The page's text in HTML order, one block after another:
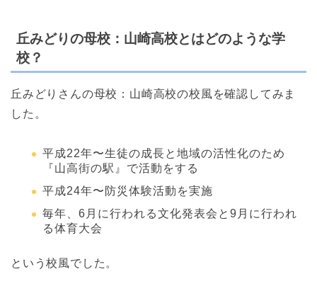
丘みどりの母校：山崎高校とはどのような学
校？
丘みどりさんの母校：山崎高校の校風を確認してみま
した。
平成22年〜生徒の成長と地域の活性化のため
『山高街の駅』で活動をする
平成24年〜防災体験活動を実施
毎年、6月に行われる文化発表会と9月に行われ
る体育大会
という校風でした。